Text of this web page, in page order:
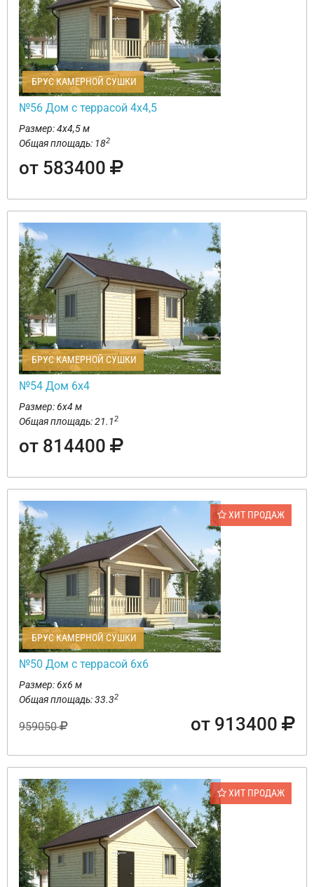
БРУС КАМЕРНОЙ СУШКИ
№56 Дом с террасой 4х4,5
Размер: 4х4,5 м
Общая площадь: 182
от 583400
БРУС КАМЕРНОЙ СУШКИ
№54 Дом 6х4
Размер: 6х4 м
Общая площадь: 21.12
от 814400
ХИТ ПРОДАЖ
БРУС КАМЕРНОЙ СУШКИ
№50 Дом с террасой 6х6
Размер: 6х6 м
Общая площадь: 33.32
959050 от 913400
ХИТ ПРОДАЖ